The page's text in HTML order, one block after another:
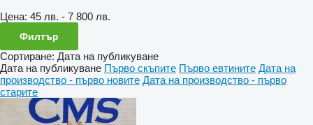
Цена: 45 лв. - 7 800 лв.
Филтър
Сортиране: Дата на публикуване
Дата на публикуване Първо скъпите Първо евтините Дата на
производство - първо новите Дата на производство - първо
старите